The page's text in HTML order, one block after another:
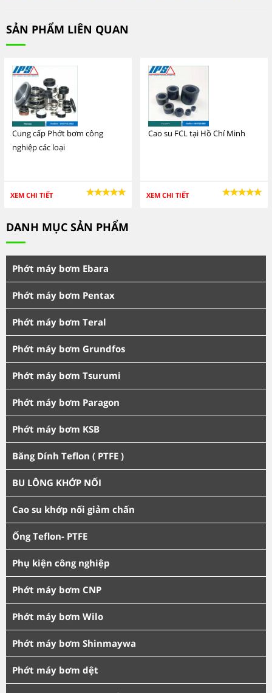
SẢN PHẨM LIÊN QUAN
Cung cấp Phớt bơm công
nghiệp các loại
XEM CHI TIẾT
Cao su FCL tại Hồ Chí Minh
XEM CHI TIẾT
DANH MỤC SẢN PHẨM
Phớt máy bơm Ebara
Phớt máy bơm Pentax
Phớt máy bơm Teral
Phớt máy bơm Grundfos
Phớt máy bơm Tsurumi
Phớt máy bơm Paragon
Phớt máy bơm KSB
Băng Dính Teflon ( PTFE )
BU LÔNG KHỚP NỐI
Cao su khớp nối giảm chấn
Ống Teflon- PTFE
Phụ kiện công nghiệp
Phớt máy bơm CNP
Phớt máy bơm Wilo
Phớt máy bơm Shinmaywa
Phớt máy bơm dệt